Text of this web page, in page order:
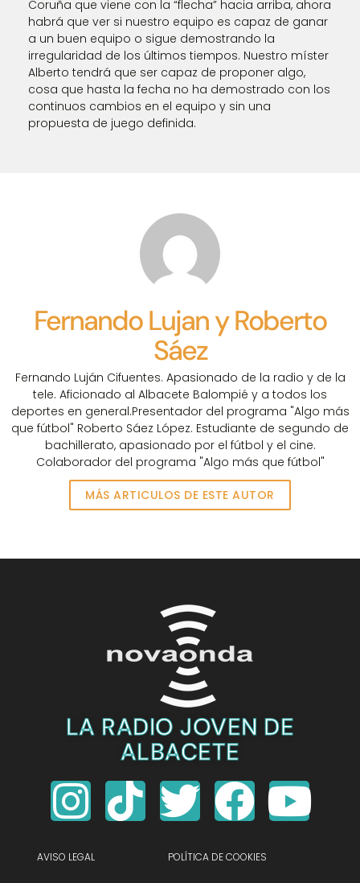
Coruña que viene con la “flecha” hacia arriba, ahora
habrá que ver si nuestro equipo es capaz de ganar
a un buen equipo o sigue demostrando la
irregularidad de los últimos tiempos. Nuestro míster
Alberto tendrá que ser capaz de proponer algo,
cosa que hasta la fecha no ha demostrado con los
continuos cambios en el equipo y sin una
propuesta de juego definida.
Fernando Lujan y Roberto
Sáez
Fernando Luján Cifuentes. Apasionado de la radio y de la
tele. Aficionado al Albacete Balompié y a todos los
deportes en general.Presentador del programa "Algo más
que fútbol" Roberto Sáez López. Estudiante de segundo de
bachillerato, apasionado por el fútbol y el cine.
Colaborador del programa "Algo más que fútbol"
MÁS ARTICULOS DE ESTE AUTOR
LA RADIO JOVEN DE
ALBACETE
AVISO LEGAL POLÍTICA DE COOKIES